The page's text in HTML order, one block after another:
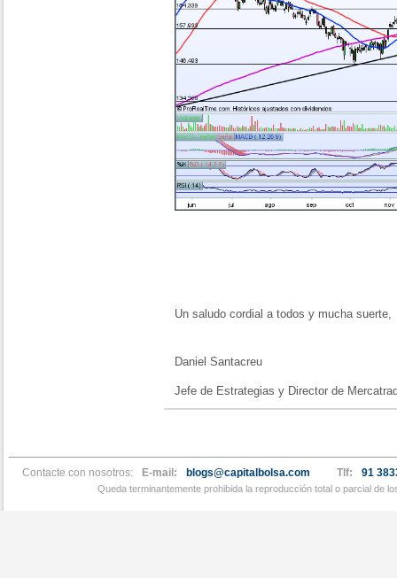
Un saludo cordial a todos y mucha suerte,
Daniel Santacreu
Jefe de Estrategias y Director de
Contacte con nosotros: E-mail: blogs@capitalbolsa.com Tlf: 91
Queda terminantemente prohibida la reproducción total o parcial de